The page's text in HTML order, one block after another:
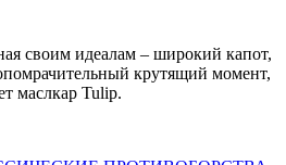
своим идеалам – широкий капот,
крутящий момент,
маслкар Tulip.